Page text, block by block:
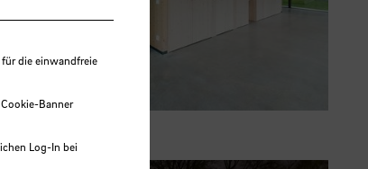
die einwandfreie
Banner
Log-In bei